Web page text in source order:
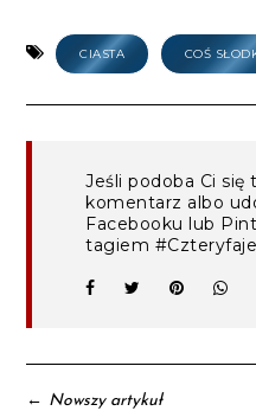
CIASTA COŚ
Jeśli podoba Ci się
komentarz albo
Facebooku lub
tagiem
← Nowszy artykuł